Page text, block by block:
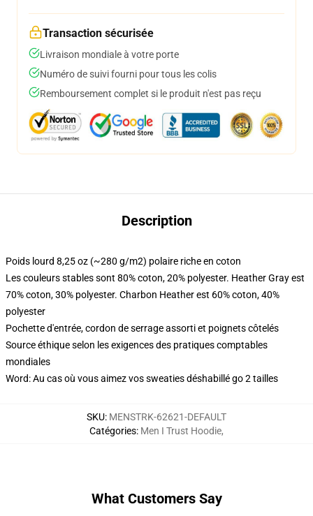
Transaction sécurisée
Livraison mondiale à votre porte
Numéro de suivi fourni pour tous les colis
Remboursement complet si le produit n'est pas reçu
Description
Poids lourd 8,25 oz (~280 g/m2) polaire riche en coton
Les couleurs stables sont 80% coton, 20% polyester. Heather Gray est
70% coton, 30% polyester. Charbon Heather est 60% coton, 40%
polyester
Pochette d'entrée, cordon de serrage assorti et poignets côtelés
Source éthique selon les exigences des pratiques comptables
mondiales
Word: Au cas où vous aimez vos sweaties déshabillé go 2 tailles
SKU: MENSTRK-62621-DEFAULT
Catégories: Men I Trust Hoodie,
What Customers Say